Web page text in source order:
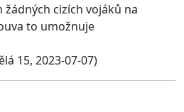
cizích vojáků na
to umožnuje
15, 2023-07-07)